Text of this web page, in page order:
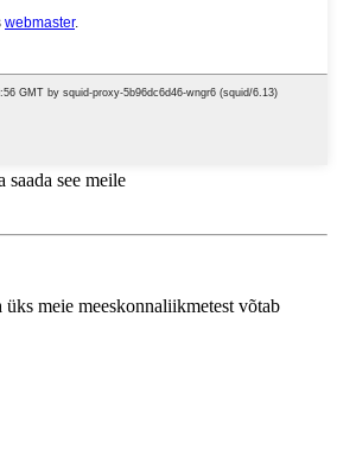
see meile
meie meeskonnaliikmetest võtab